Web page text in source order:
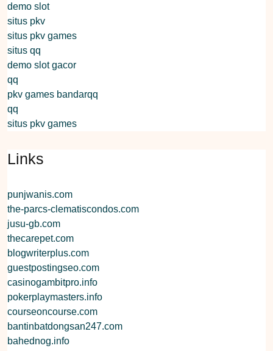
demo slot
situs pkv
situs pkv games
situs qq
demo slot gacor
qq
pkv games bandarqq
qq
situs pkv games
Links
punjwanis.com
the-parcs-clematiscondos.com
jusu-gb.com
thecarepet.com
blogwriterplus.com
guestpostingseo.com
casinogambitpro.info
pokerplaymasters.info
courseoncourse.com
bantinbatdongsan247.com
bahednog.info